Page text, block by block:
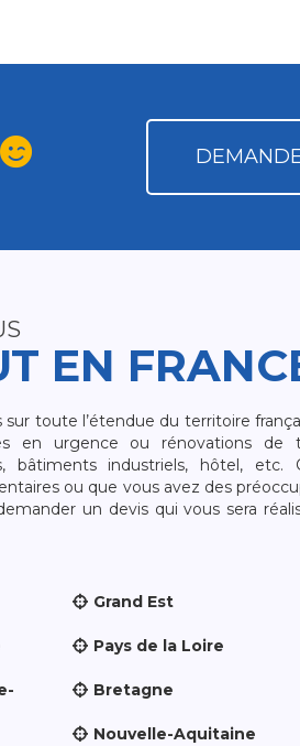
EN
toute l’étendue du territoire
en urgence ou rénovations
bâtiments industriels, hôtel, etc.
ou que vous avez des
un devis qui vous sera
Grand Est
Pays de la Loire
Bretagne
Nouvelle-Aquitaine